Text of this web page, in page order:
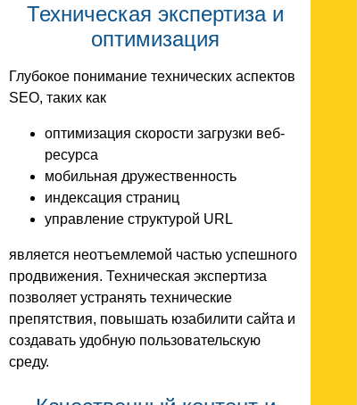
Техническая экспертиза и
оптимизация
Глубокое понимание технических аспектов
SEO, таких как
оптимизация скорости загрузки веб-
ресурса
мобильная дружественность
индексация страниц
управление структурой URL
является неотъемлемой частью успешного
продвижения. Техническая экспертиза
позволяет устранять технические
препятствия, повышать юзабилити сайта и
создавать удобную пользовательскую
среду.